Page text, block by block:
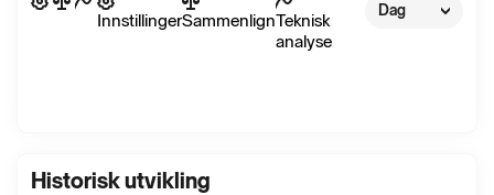
InnstillingerSammenlignTeknisk
analyse
Dag
Historisk utvikling